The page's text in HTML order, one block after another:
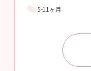
5-11ヶ月